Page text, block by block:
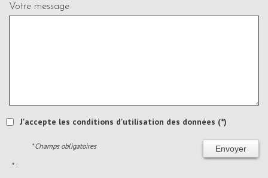
Votre message
J'accepte les conditions d'utilisation des données (*)
Envoyer
* Champs obligatoires
* :